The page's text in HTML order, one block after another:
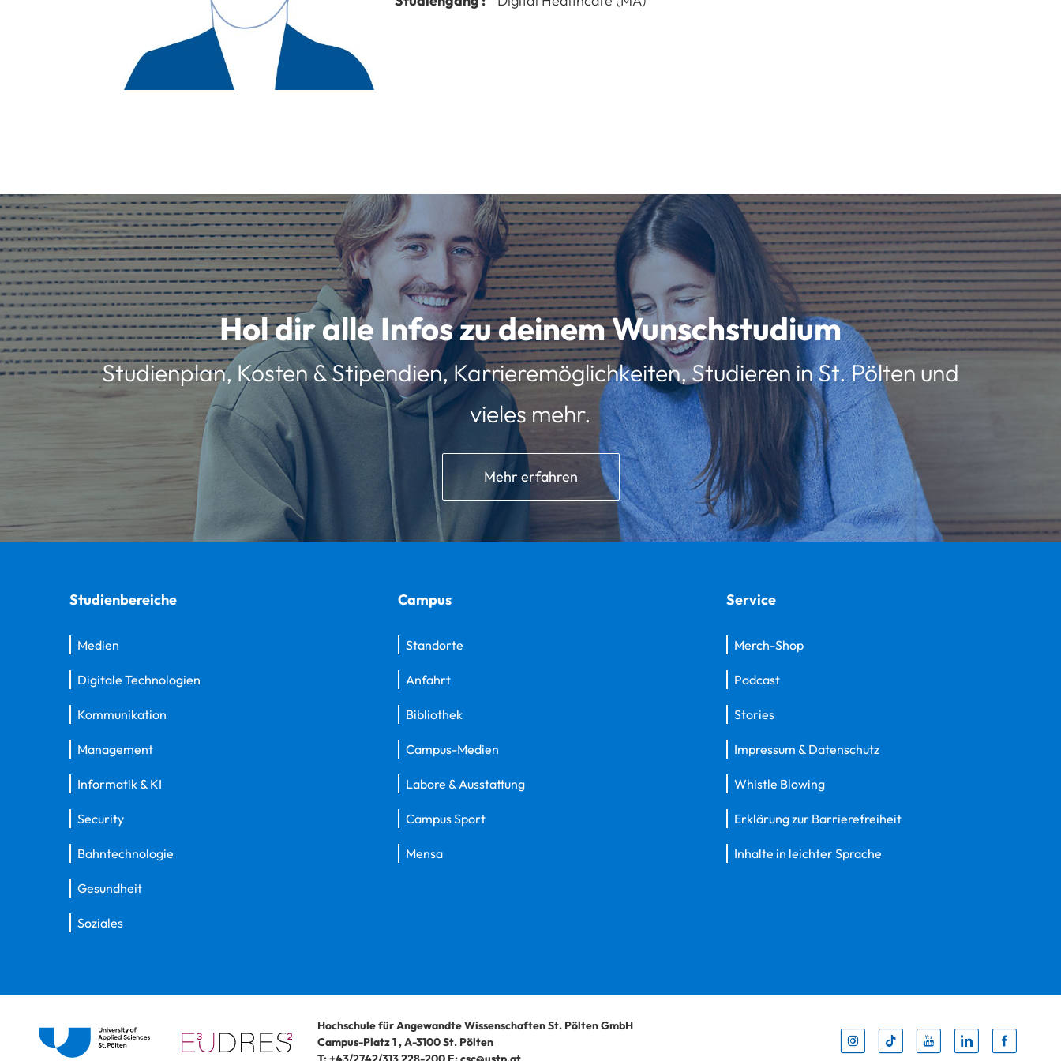
Hol dir alle Infos zu deinem Wunschstudium
Studienplan, Kosten & Stipendien, Karrieremöglichkeiten, Studieren in St. Pölten und
vieles mehr.
Mehr erfahren
Studienbereiche
Medien
Digitale Technologien
Kommunikation
Management
Informatik & KI
Security
Bahntechnologie
Gesundheit
Soziales
Campus
Standorte
Anfahrt
Bibliothek
Campus-Medien
Labore & Ausstattung
Campus Sport
Mensa
Service
Merch-Shop
Podcast
Stories
Impressum & Datenschutz
Whistle Blowing
Erklärung zur Barrierefreiheit
Inhalte in leichter Sprache
Hochschule für Angewandte Wissenschaften St. Pölten GmbH
Campus-Platz 1,A-3100St. Pölten